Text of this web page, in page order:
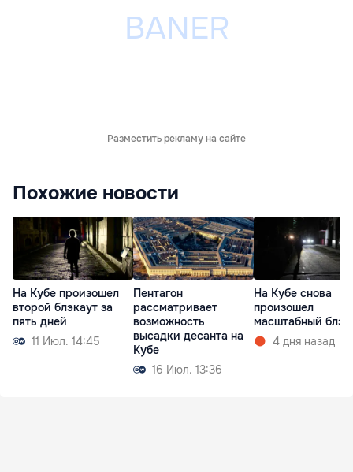
Разместить рекламу на сайте
Похожие новости
На Кубе произошел
второй блэкаут за
пять дней
11 Июл. 14:45
Пентагон
рассматривает
возможность
высадки десанта на
Кубе
16 Июл. 13:36
На Кубе снова
произошел
масштабный
4 дня назад